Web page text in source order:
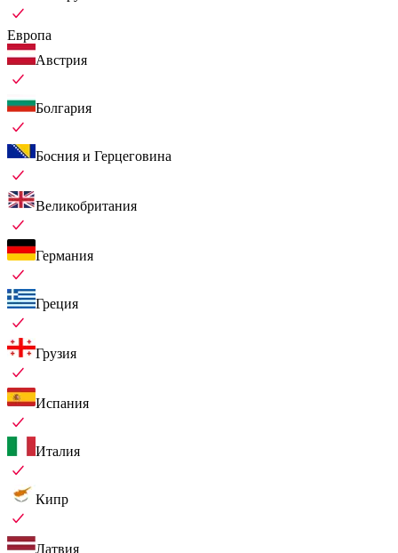
Европа
Австрия
Болгария
Босния и Герцеговина
Великобритания
Германия
Греция
Грузия
Испания
Италия
Кипр
Латвия